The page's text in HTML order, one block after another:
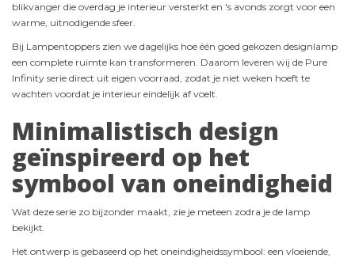
blikvanger die overdag je interieur versterkt en 's avonds zorgt voor een
warme, uitnodigende sfeer.
Bij Lampentoppers zien we dagelijks hoe één goed gekozen designlamp
een complete ruimte kan transformeren. Daarom leveren wij de Pure
Infinity serie direct uit eigen voorraad, zodat je niet weken hoeft te
wachten voordat je interieur eindelijk af voelt.
Minimalistisch design
geïnspireerd op het
symbool van oneindigheid
Wat deze serie zo bijzonder maakt, zie je meteen zodra je de lamp
bekijkt.
Het ontwerp is gebaseerd op het oneindigheidssymbool: een vloeiende,